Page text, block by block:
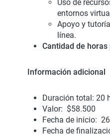
Uso de
entornos
Apoyo y
línea.
Cantidad de horas
Información adicional
Duración total: 20
Valor: $58.500
Fecha de inicio:
Fecha de